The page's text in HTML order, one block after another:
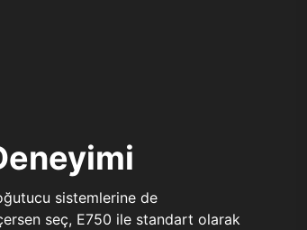
sistemlerine de
seç, E750 ile standart olarak